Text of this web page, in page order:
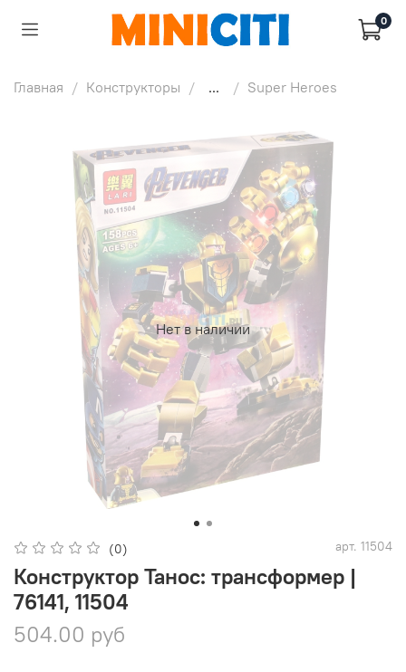
0
Главная Конструкторы ... Super Heroes
Нет в наличии
(0) арт. 11504
Конструктор Танос: трансформер |
76141, 11504
504.00 руб